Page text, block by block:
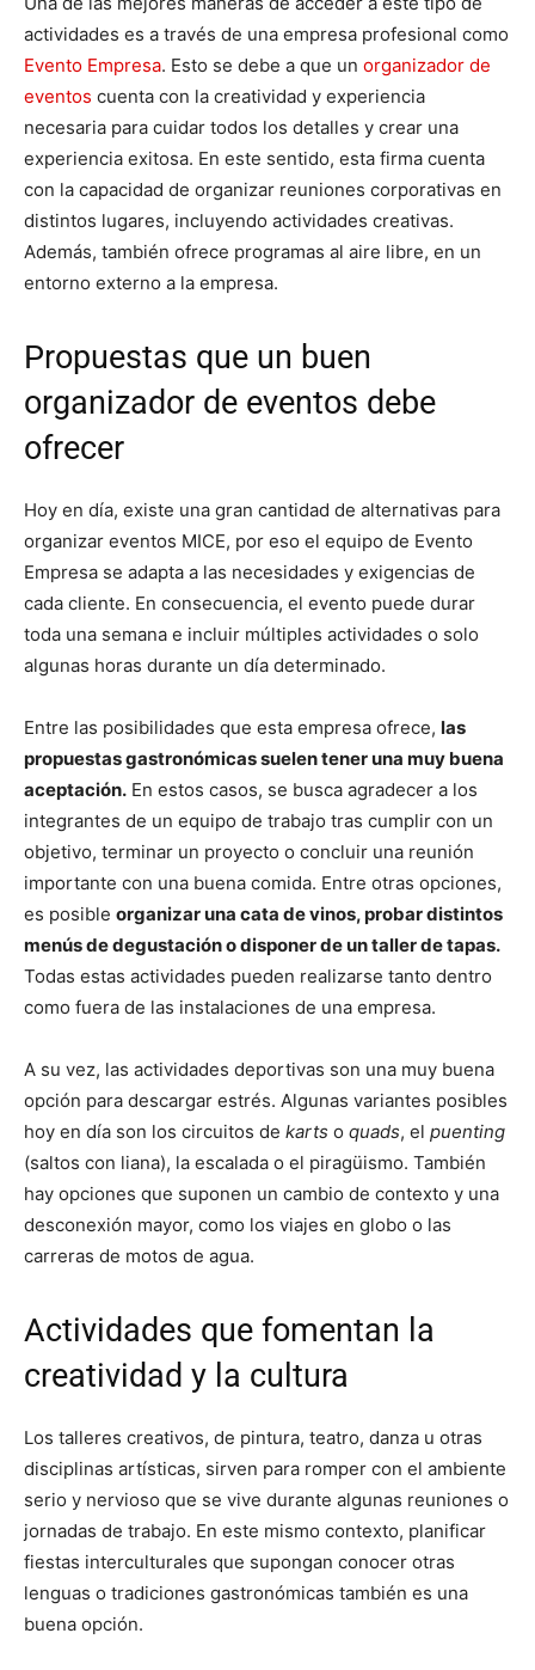
actividades es a través de una empresa profesional como
Evento Empresa. Esto se debe a que un organizador de
eventos cuenta con la creatividad y experiencia
necesaria para cuidar todos los detalles y crear una
experiencia exitosa. En este sentido, esta firma cuenta
con la capacidad de organizar reuniones corporativas en
distintos lugares, incluyendo actividades creativas.
Además, también ofrece programas al aire libre, en un
entorno externo a la empresa.
Propuestas que un buen
organizador de eventos debe
ofrecer
Hoy en día, existe una gran cantidad de alternativas para
organizar eventos MICE, por eso el equipo de Evento
Empresa se adapta a las necesidades y exigencias de
cada cliente. En consecuencia, el evento puede durar
toda una semana e incluir múltiples actividades o solo
algunas horas durante un día determinado.
Entre las posibilidades que esta empresa ofrece, las
propuestas gastronómicas suelen tener una muy buena
aceptación. En estos casos, se busca agradecer a los
integrantes de un equipo de trabajo tras cumplir con un
objetivo, terminar un proyecto o concluir una reunión
importante con una buena comida. Entre otras opciones,
es posible organizar una cata de vinos, probar distintos
menús de degustación o disponer de un taller de tapas.
Todas estas actividades pueden realizarse tanto dentro
como fuera de las instalaciones de una empresa.
A su vez, las actividades deportivas son una muy buena
opción para descargar estrés. Algunas variantes posibles
hoy en día son los circuitos de karts o quads, el puenting
(saltos con liana), la escalada o el piragüismo. También
hay opciones que suponen un cambio de contexto y una
desconexión mayor, como los viajes en globo o las
carreras de motos de agua.
Actividades que fomentan la
creatividad y la cultura
Los talleres creativos, de pintura, teatro, danza u otras
disciplinas artísticas, sirven para romper con el ambiente
serio y nervioso que se vive durante algunas reuniones o
jornadas de trabajo. En este mismo contexto, planificar
fiestas interculturales que supongan conocer otras
lenguas o tradiciones gastronómicas también es una
buena opción.